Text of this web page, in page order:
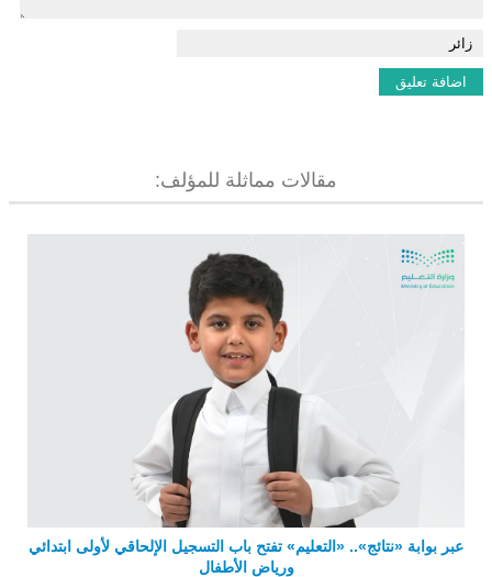
مقالات مماثلة للمؤلف:
عبر بوابة «نتائج».. «التعليم» تفتح باب التسجيل الإلحاقي لأولى ابتدائي
ورياض الأطفال